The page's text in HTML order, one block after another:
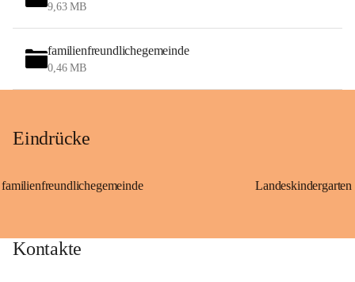
9,63 MB
familienfreundlichegemeinde
0,46 MB
Eindrücke
familienfreundlichegemeinde
Kontakte